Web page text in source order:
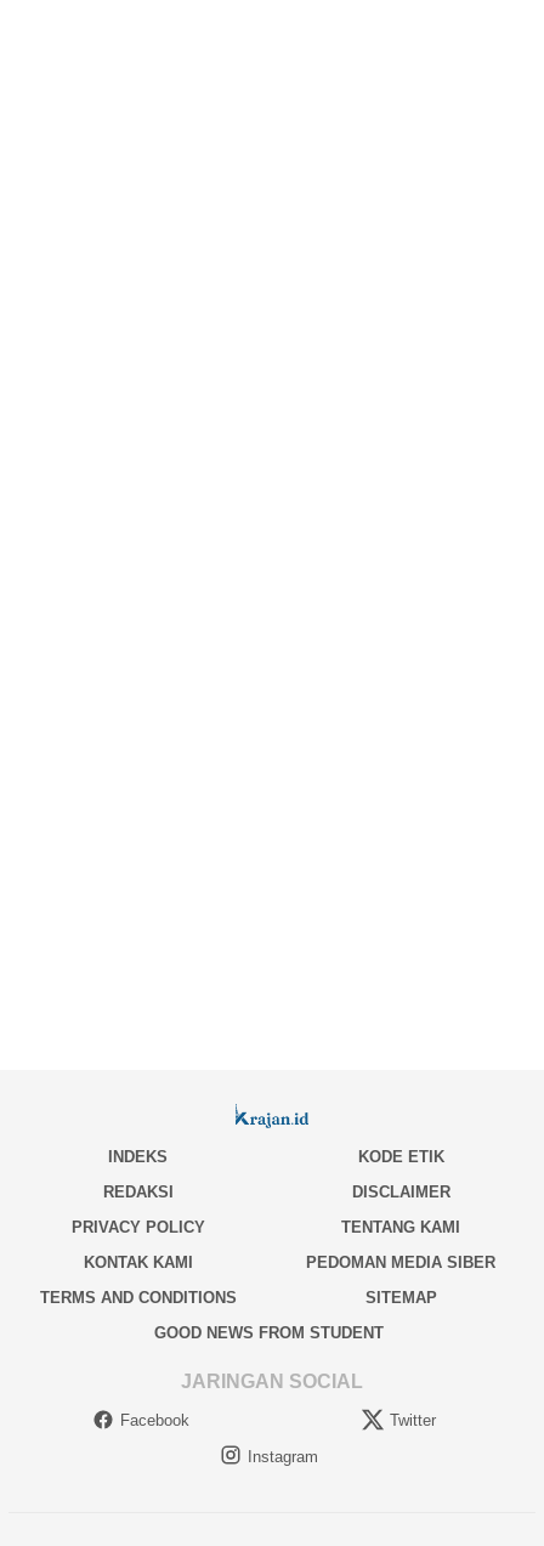
INDEKS
KODE ETIK
REDAKSI
DISCLAIMER
PRIVACY POLICY
TENTANG KAMI
KONTAK KAMI
PEDOMAN MEDIA SIBER
TERMS AND CONDITIONS
SITEMAP
GOOD NEWS FROM STUDENT
JARINGAN SOCIAL
Facebook
Twitter
Instagram